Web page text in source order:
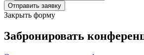
Закрыть форму
Забронировать